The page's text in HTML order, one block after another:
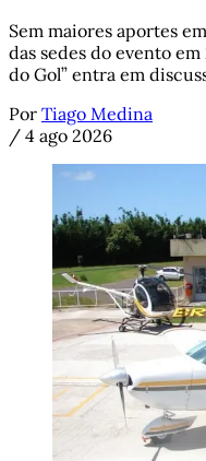
Sem maiores aportes
das sedes do evento em
do Gol” entra em
Por Tiago Medina
/ 4 ago 2026